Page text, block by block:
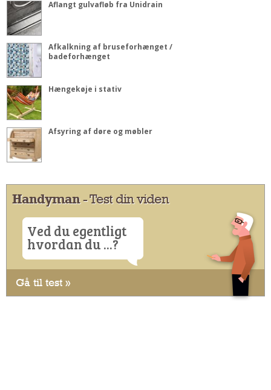
Aflangt gulvafløb fra Unidrain
Afkalkning af bruseforhænget /
badeforhænget
Hængekøje i stativ
Afsyring af døre og møbler
Handyman- Test din viden
Ved du egentligt
hvordan du ...?
Gå til test »